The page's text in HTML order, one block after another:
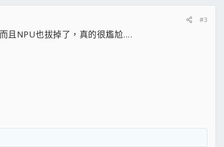
#3
且NPU也拔掉了，真的很尷尬....